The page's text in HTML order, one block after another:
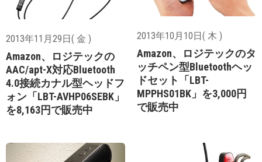
2013年11月29日( 金 )
Amazon、ロジテックの
AAC/apt-X対応Bluetooth
4.0接続カナル型ヘッドフ
ォン「LBT-AVHP06SEBK」
を8,163円で販売中
2013年10月10日( 木 )
Amazon、ロジテックのタ
ッチペン型Bluetoothヘッ
ドセット「LBT-
MPPHS01BK」を3,000円
で販売中